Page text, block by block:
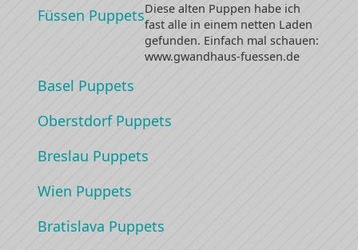
Füssen PuppetsDiese alten Puppen habe ich
fast alle in einem netten Laden
gefunden. Einfach mal schauen:
www.gwandhaus-fuessen.de
Basel Puppets
Oberstdorf Puppets
Breslau Puppets
Wien Puppets
Bratislava Puppets